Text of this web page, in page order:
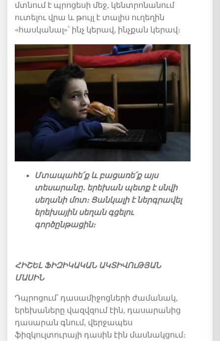
մտնում է պրոցեսի մեջ, կենտրոնանում
ուտելու վրա և թույլ է տալիս ուղեղին
«հասկանալ»՝ ինչ կերավ, ինչքան կերավ։
Մտապահե՛ք և բացառե՛ք այս
տեսարանը․ երեխան պետք է սնվի
սեղանի մոտ։ Ցանկալի է ներգրավել
երեխային սեղան գցելու
գործընթացին։
ՀԻՇԵԼ ՖԻԶԻԿԱԿԱՆ ԱԿՏԻՎՈւԹՅԱՆ
ՄԱՍԻՆ
Դպրոցում՝ դասամիջոցների ժամանակ,
երեխաները վազվզում էին, դասարանից
դասարան գնում, վերջապես
ֆիզկուլտուրայի դասին էին մասնակցում։